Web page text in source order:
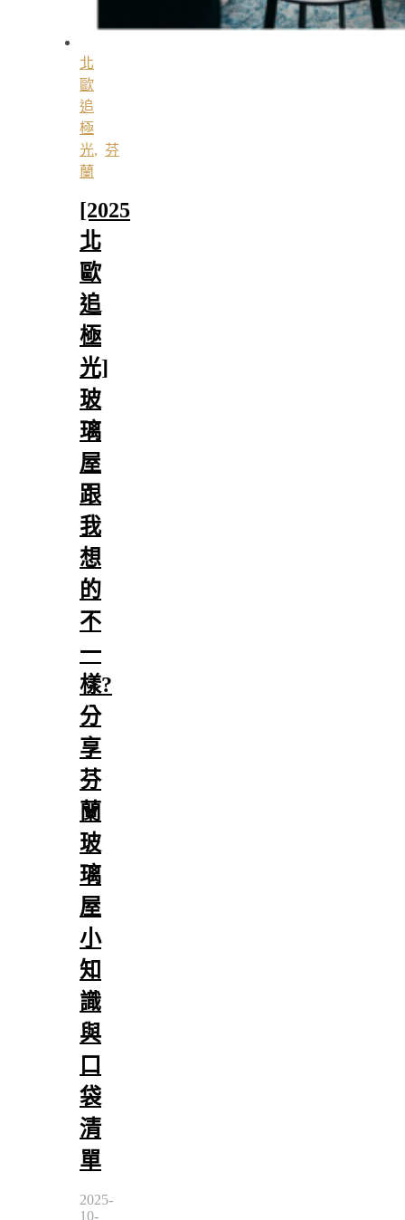
北
歐
追
極
光, 芬
蘭
[2025
北
歐
追
極
光]
玻
璃
屋
跟
我
想
的
不
一
樣?
分
享
芬
蘭
玻
璃
屋
小
知
識
與
口
袋
清
單
2025-
10-